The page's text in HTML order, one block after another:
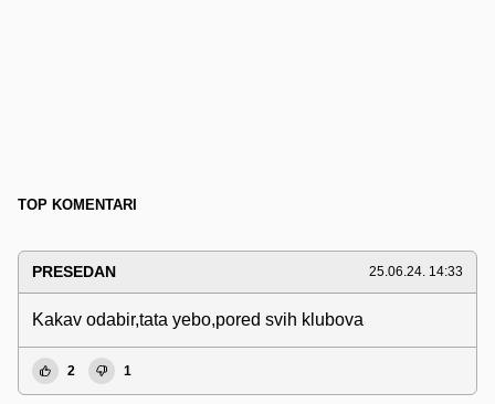
TOP KOMENTARI
PRESEDAN 25.06.24. 14:33
Kakav odabir,tata yebo,pored svih klubova
2 1